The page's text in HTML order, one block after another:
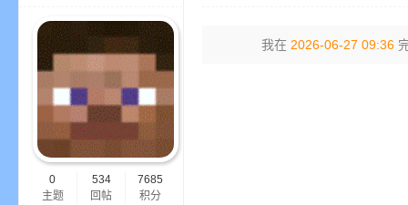
0
主题
534
回帖
7685
积分
我在 2026-06-27 09:36